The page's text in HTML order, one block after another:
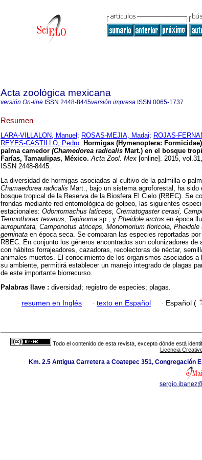
Acta zoológica mexicana
versión On-line ISSN 2448-8445versión impresa ISSN 0065-1737
Resumen
LARA-VILLALON, Manuel ; ROSAS-MEJIA, Madai; ROJAS-
REYES-CASTILLO, Pedro. Hormigas (Hymenoptera:
palma camedor (Chamedorea radicalis Mart.) en el bosque
Farías, Tamaulipas, México. Acta Zool. Mex [online]. 2015,
ISSN 2448-8445.
La diversidad de hormigas asociadas al cultivo de la palmilla o
Chamaedorea radicalis Mart., bajo un sistema agroforestal, ha sido
bosque tropical de la Reserva de la Biosfera El Cielo (RBEC). Se
frondas mediante red entomológica de golpeo, las siguientes
estacionales: Odontomachus laticeps, Crematogaster cerasi,
Temnothorax texanus, Tapinoma sp., y Pheidole arctos en época
auropuntata, Camponotus atriceps, Monomorium floricola, Pheidole
geminata en época seca. Se comparan las especies reportadas
RBEC. En conjunto los géneros encontrados son colonizadores de
con hábitos forrajeadores, cazadoras, recolectoras de néctar,
animales muertos. El conocimiento de los organismos asociados a
su ambiente, permitirá establecer un manejo integrado de plagas
de este importante biorrecurso.
Palabras llave : diversidad; registro de especies; plagas.
· resumen en Inglés · texto en Español · Español (
Todo el contenido de esta revista, excepto dónde está
Licencia
Km. 2.5 Antigua Carretera a Coatepec 351, Congregación